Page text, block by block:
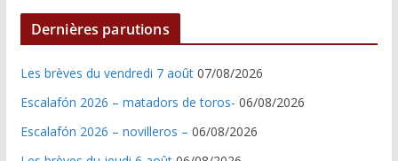
Dernières parutions
Les brèves du vendredi 7 août 07/08/2026
Escalafón 2026 – matadors de toros- 06/08/2026
Escalafón 2026 – novilleros – 06/08/2026